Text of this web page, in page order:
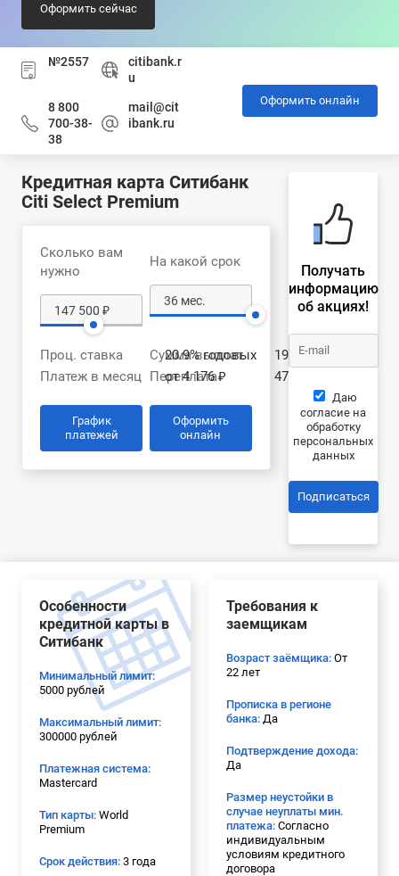
Оформить сейчас
№2557
citibank.r
u
8 800
700-38-
38
mail@cit
ibank.ru
Оформить онлайн
Кредитная карта Ситибанк
Citi Select Premium
Сколько вам
нужно
На какой срок
Проц. ставка
20.9% годовых
Платеж в месяц
от 4 176 ₽
Сумма выплат
195 028 ₽
Переплата
47 528 ₽
График
платежей
Оформить
онлайн
Получать
информацию
об акциях!
Даю
согласие на
обработку
персональных
данных
Подписаться
Особенности
кредитной карты в
Ситибанк
Минимальный лимит:
5000 рублей
Максимальный лимит:
300000 рублей
Платежная система:
Mastercard
Тип карты: World
Premium
Срок действия: 3 года
Требования к
заемщикам
Возраст заёмщика: От
22 лет
Прописка в регионе
банка: Да
Подтверждение дохода:
Да
Размер неустойки в
случае неуплаты мин.
платежа: Согласно
индивидуальным
условиям кредитного
договора